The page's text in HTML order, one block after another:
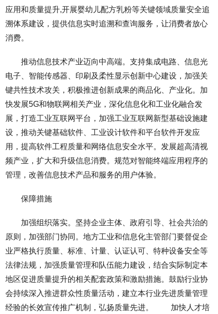
应用和质量提升,开展婴幼儿配方乳粉等关键领域质量安全追
溯体系建设，提供信息实时追溯和查询服务，让消费者放心
消费。
推动信息技术产业迈向中高端。支持集成电路、信息光
电子、智能传感器、印刷及柔性显示创新中心建设，加强关
键共性技术攻关，积极推进创新成果的商品化、产业化。加
快发展5G和物联网相关产业，深化信息化和工业化融合发
展，打造工业互联网平台，加强工业互联网新型基础设施建
设，推动关键基础软件、工业设计软件和平台软件开发应
用，提高软件工程质量和网络信息安全水平。发展超高清视
频产业，扩大和升级信息消费。规范对智能终端应用程序的
管理，改善信息技术产品和服务的用户体验。
保障措施
加强组织落实。坚持企业主体、政府引导、社会共治的
原则，加强部门协同。地方工业和信息化主管部门要督促企
业严格执行质量、标准、计量、认证认可、特种设备安全等
法律法规，加强质量管理和队伍能力建设，结合实际制定本
地区促进质量提升的相关配套政策和激励措施。鼓励行业协
会持续深入推进群众性质量活动，建立本行业先进质量管理
经验的长效宣传推广机制，弘扬质量先进。 加快人才培